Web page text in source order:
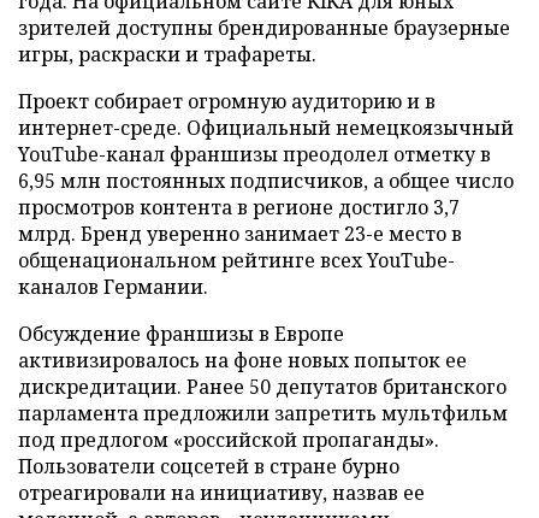
зрителей доступны брендированные браузерные
игры, раскраски и трафареты.
Проект собирает огромную аудиторию и в
интернет-среде. Официальный немецкоязычный
YouTube-канал франшизы преодолел отметку в
6,95 млн постоянных подписчиков, а общее число
просмотров контента в регионе достигло 3,7
млрд. Бренд уверенно занимает 23-е место в
общенациональном рейтинге всех YouTube-
каналов Германии.
Обсуждение франшизы в Европе
активизировалось на фоне новых попыток ее
дискредитации. Ранее 50 депутатов британского
парламента предложили запретить мультфильм
под предлогом «российской пропаганды».
Пользователи соцсетей в стране бурно
отреагировали на инициативу, назвав ее